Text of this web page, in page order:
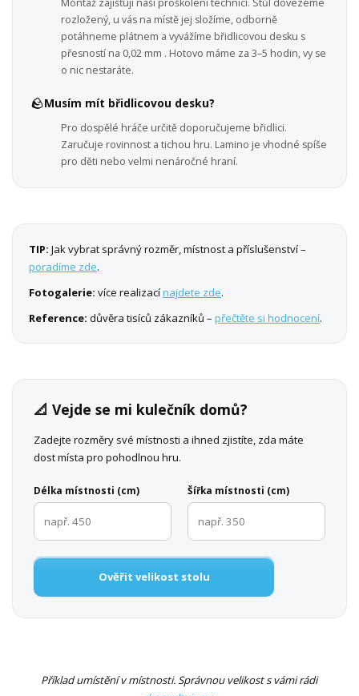
rozložený, u vás na místě jej složíme, odborně
potáhneme plátnem a vyvážíme břidlicovou desku s
přesností na 0,02 mm . Hotovo máme za 3–5 hodin, vy se
o nic nestaráte.
🪨Musím mít břidlicovou desku?
Pro dospělé hráče určitě doporučujeme břidlici.
Zaručuje rovinnost a tichou hru. Lamino je vhodné spíše
pro děti nebo velmi nenáročné hraní.
TIP: Jak vybrat správný rozměr, místnost a příslušenství –
poradíme zde.
Fotogalerie: více realizacínajdete zde.
Reference: důvěra tisíců zákazníků – přečtěte si hodnocení.
📐 Vejde se mi kulečník domů?
Zadejte rozměry své místnosti a ihned zjistíte, zda máte
dost místa pro pohodlnou hru.
Délka místnosti (cm) Šířka místnosti (cm)
Ověřit velikost stolu
Příklad umístění v místnosti. Správnou velikost s vámi rádi